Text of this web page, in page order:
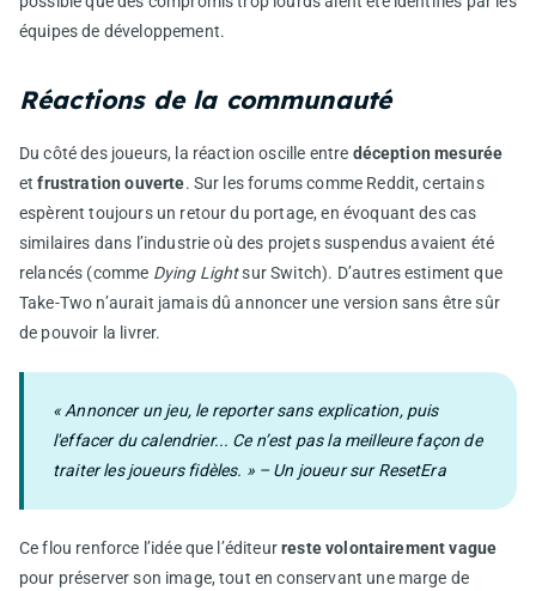
équipes de développement.
Réactions de la communauté
Du côté des joueurs, la réaction oscille entre déception mesurée
etfrustration ouverte. Sur les forums comme Reddit, certains
espèrent toujours un retour du portage, en évoquant des cas
similaires dans l’industrie où des projets suspendus avaient été
relancés (comme Dying Lightsur Switch). D’autres estiment que
Take-Two n’aurait jamais dû annoncer une version sans être sûr
de pouvoir la livrer.
« Annoncer un jeu, le reporter sans explication, puis
l'effacer du calendrier... Ce n’est pas la meilleure façon de
traiter les joueurs fidèles. » – Un joueur sur ResetEra
Ce flou renforce l’idée que l’éditeurreste volontairement vague
pour préserver son image, tout en conservant une marge de